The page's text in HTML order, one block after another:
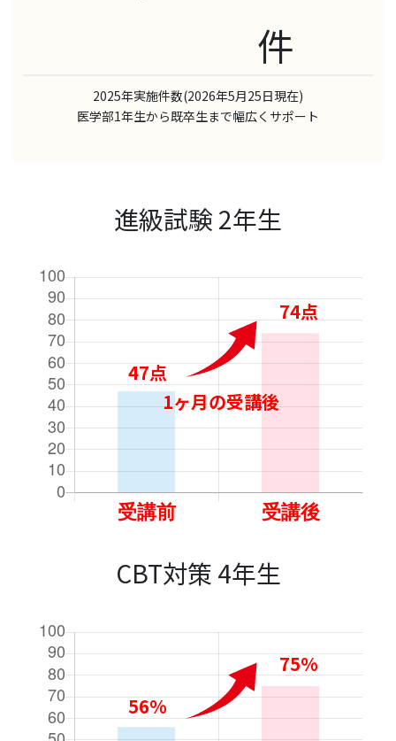
件
2025年実施件数(2026年5月25日現在)
医学部1年生から既卒生まで幅広くサポート
進級試験 2年生
47点
74点
1ヶ月の受講後
CBT対策 4年生
56%
75%